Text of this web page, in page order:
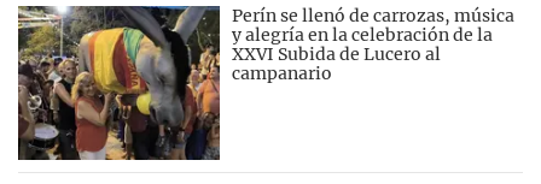
Perín se llenó de carrozas, música
y alegría en la celebración de la
XXVI Subida de Lucero al
campanario